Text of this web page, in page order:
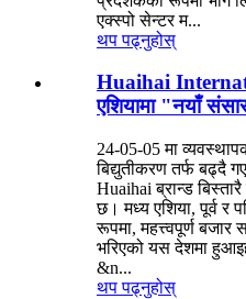
एक्स्पो सेन्टर म...
थप पढ्नुहोस्
Huaihai
एशियामा "नयाँ
24-05-05 मा व्यवस्थापक
बिद्युतीकरण तर्फ बढ्दै
Huaihai ब्रान्ड
छ। मध्य एशिया, पूर्व र
रूपमा, महत्त्वपूर्ण
भरिएको यस देशमा
&n...
थप पढ्नुहोस्